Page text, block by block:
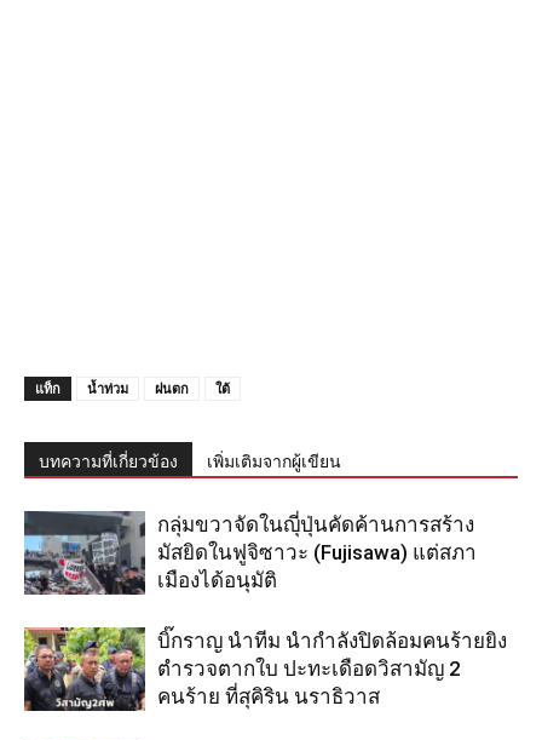
แท็ก น้ำท่วม ฝนตก ใต้
บทความที่เกี่ยวข้อง เพิ่มเติมจากผู้เขียน
กลุ่มขวาจัดในญุี่ปุ่นคัดค้านการสร้าง
มัสยิดในฟูจิซาวะ (Fujisawa) แต่สภา
เมืองได้อนุมัติ
บิ๊กราญ นำทีม นำกำลังปิดล้อมคนร้ายยิง
ตำรวจตากใบ ปะทะเดือดวิสามัญ 2
คนร้าย ที่สุคิริน นราธิวาส